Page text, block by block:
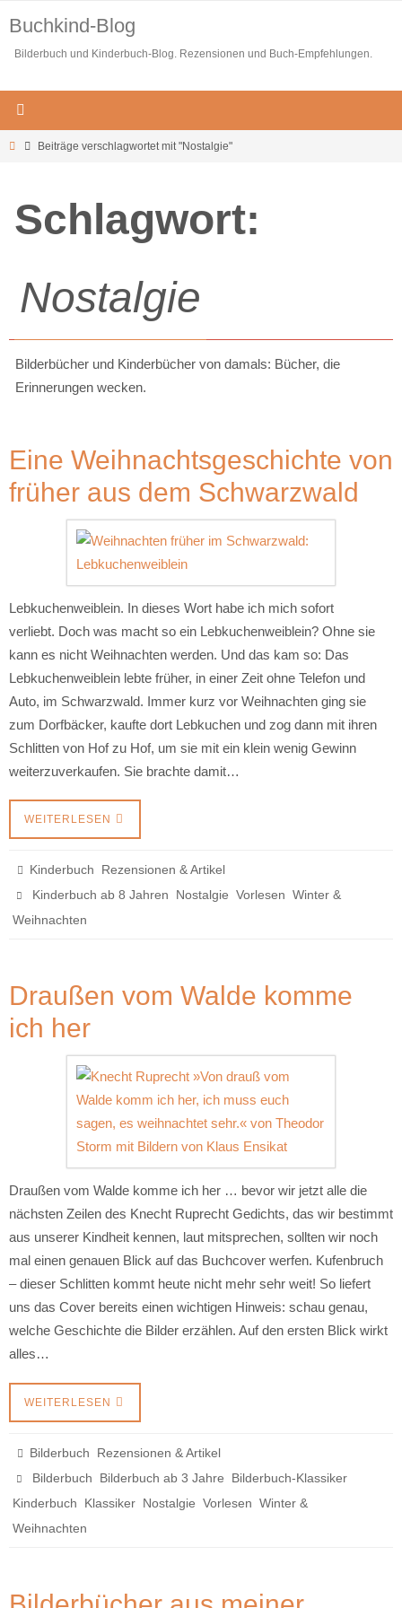
Inhalt
springen
Buchkind-Blog
Bilderbuch und Kinderbuch-Blog. Rezensionen und Buch-Empfehlungen.
StartBeiträge verschlagwortet mit "Nostalgie"
Schlagwort:
Nostalgie
Bilderbücher und Kinderbücher von damals: Bücher, die
Erinnerungen wecken.
Eine Weihnachtsgeschichte von
früher aus dem Schwarzwald
Lebkuchenweiblein. In dieses Wort habe ich mich sofort
verliebt. Doch was macht so ein Lebkuchenweiblein? Ohne sie
kann es nicht Weihnachten werden. Und das kam so: Das
Lebkuchenweiblein lebte früher, in einer Zeit ohne Telefon und
Auto, im Schwarzwald. Immer kurz vor Weihnachten ging sie
zum Dorfbäcker, kaufte dort Lebkuchen und zog dann mit ihren
Schlitten von Hof zu Hof, um sie mit ein klein wenig Gewinn
weiterzuverkaufen. Sie brachte damit…
WEITERLESEN
Kinderbuch
Rezensionen & Artikel
Kinderbuch ab 8 Jahren
Nostalgie ,Vorlesen ,Winter &
Weihnachten
Draußen vom Walde komme
ich her
Draußen vom Walde komme ich her … bevor wir jetzt alle die
nächsten Zeilen des Knecht Ruprecht Gedichts, das wir bestimmt
aus unserer Kindheit kennen, laut mitsprechen, sollten wir noch
mal einen genauen Blick auf das Buchcover werfen. Kufenbruch
– dieser Schlitten kommt heute nicht mehr sehr weit! So liefert
uns das Cover bereits einen wichtigen Hinweis: schau genau,
welche Geschichte die Bilder erzählen. Auf den ersten Blick wirkt
alles…
WEITERLESEN
Bilderbuch
Rezensionen & Artikel
Bilderbuch
Bilderbuch ab 3 Jahre Bilderbuch-Klassiker
Kinderbuch Klassiker Nostalgie Vorlesen Winter &
Weihnachten